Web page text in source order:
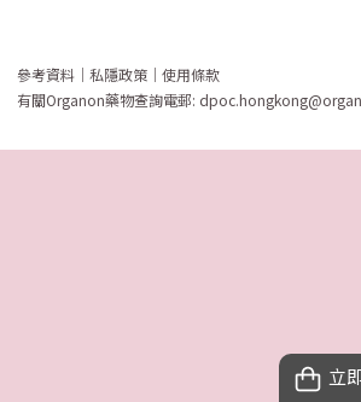
參考資料 ｜ 私隱政策 ｜ 使用條款
有關Organon藥物查詢電郵:
立